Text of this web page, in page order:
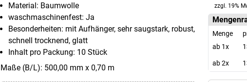
Material: Baumwolle
waschmaschinenfest: Ja
Besonderheiten: mit Aufhänger, sehr saugstark, robust,
schnell trocknend, glatt
Inhalt pro Packung: 10 Stück
Maße (B/L): 500,00 mm x 0,70 m
zzgl. 19%
Menge
ab 1x
ab 2x